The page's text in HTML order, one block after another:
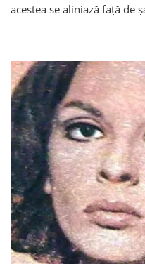
acestea se aliniază față de